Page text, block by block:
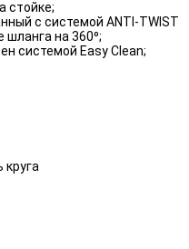
стойке;
с системой ANTI-TWIST
шланга на 360⁰;
системой Easy Clean;
круга